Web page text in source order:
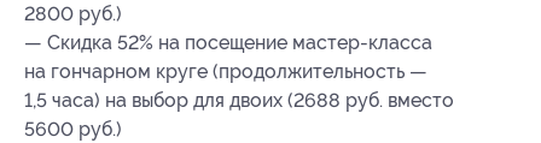
2800 руб.)
— Скидка 52% на посещение мастер-класса
на гончарном круге (продолжительность —
1,5 часа) на выбор для двоих (2688 руб. вместо
5600 руб.)